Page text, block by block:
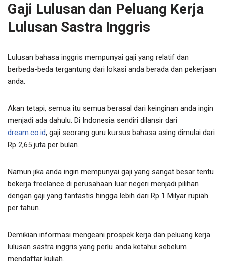
Gaji Lulusan dan Peluang Kerja
Lulusan Sastra Inggris
Lulusan bahasa inggris mempunyai gaji yang relatif dan
berbeda-beda tergantung dari lokasi anda berada dan pekerjaan
anda.
Akan tetapi, semua itu semua berasal dari keinginan anda ingin
menjadi ada dahulu. Di Indonesia sendiri dilansir dari
dream.co.id, gaji seorang guru kursus bahasa asing dimulai dari
Rp 2,65 juta per bulan.
Namun jika anda ingin mempunyai gaji yang sangat besar tentu
bekerja freelance di perusahaan luar negeri menjadi pilihan
dengan gaji yang fantastis hingga lebih dari Rp 1 Milyar rupiah
per tahun.
Demikian informasi mengeani prospek kerja dan peluang kerja
lulusan sastra inggris yang perlu anda ketahui sebelum
mendaftar kuliah.